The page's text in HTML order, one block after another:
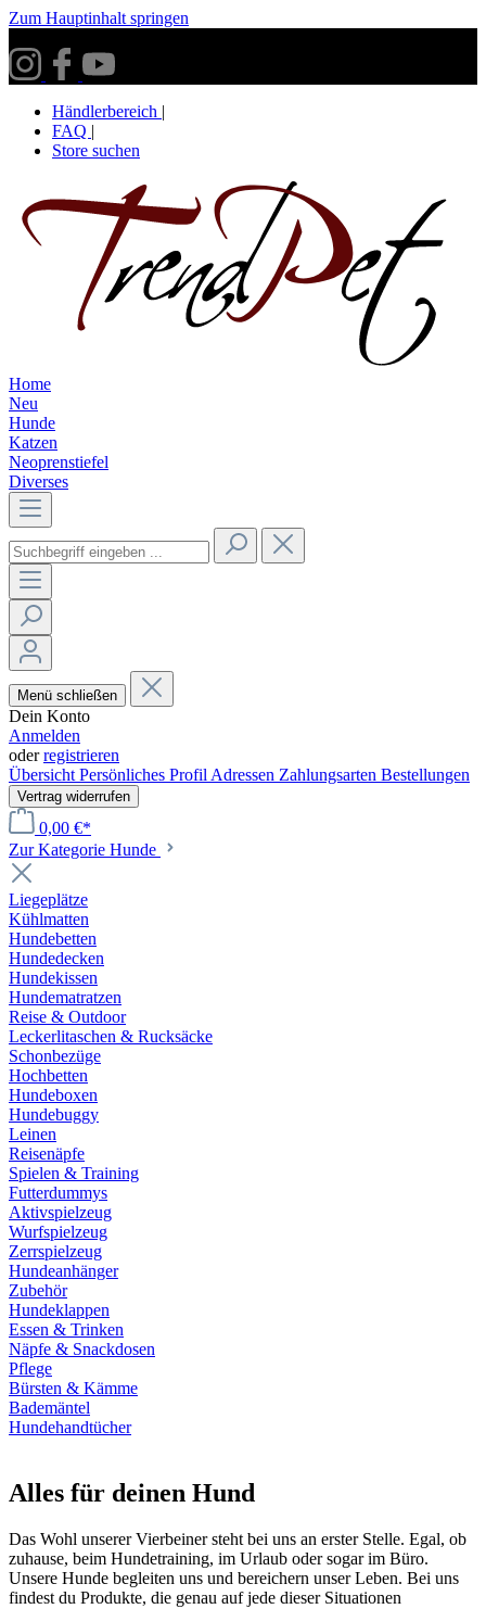
Zum Hauptinhalt springen
Händlerbereich |
FAQ |
Store suchen
Home
Neu
Hunde
Katzen
Neoprenstiefel
Diverses
Menü schließen
Dein Konto
Anmelden
oderregistrieren
Übersicht Persönliches Profil Adressen Zahlungsarten Bestellungen
Vertrag widerrufen
0,00 €*
Zur Kategorie Hunde
Liegeplätze
Kühlmatten
Hundebetten
Hundedecken
Hundekissen
Hundematratzen
Reise & Outdoor
Leckerlitaschen & Rucksäcke
Schonbezüge
Hochbetten
Hundeboxen
Hundebuggy
Leinen
Reisenäpfe
Spielen & Training
Futterdummys
Aktivspielzeug
Wurfspielzeug
Zerrspielzeug
Hundeanhänger
Zubehör
Hundeklappen
Essen & Trinken
Näpfe & Snackdosen
Pflege
Bürsten & Kämme
Bademäntel
Hundehandtücher
Alles für deinen Hund
Das Wohl unserer Vierbeiner steht bei uns an erster Stelle. Egal, ob
zuhause, beim Hundetraining, im Urlaub oder sogar im Büro.
Unsere Hunde begleiten uns und bereichern unser Leben. Bei uns
findest du Produkte, die genau auf jede dieser Situationen